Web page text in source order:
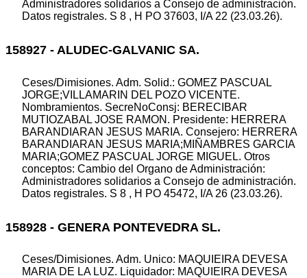
Administradores solidarios a Consejo de administración.
Datos registrales. S 8 , H PO 37603, I/A 22 (23.03.26).
158927 - ALUDEC-GALVANIC SA.
Ceses/Dimisiones. Adm. Solid.: GOMEZ PASCUAL
JORGE;VILLAMARIN DEL POZO VICENTE.
Nombramientos. SecreNoConsj: BERECIBAR
MUTIOZABAL JOSE RAMON. Presidente: HERRERA
BARANDIARAN JESUS MARIA. Consejero: HERRERA
BARANDIARAN JESUS MARIA;MIÑAMBRES GARCIA
MARIA;GOMEZ PASCUAL JORGE MIGUEL. Otros
conceptos: Cambio del Organo de Administración:
Administradores solidarios a Consejo de administración.
Datos registrales. S 8 , H PO 45472, I/A 26 (23.03.26).
158928 - GENERA PONTEVEDRA SL.
Ceses/Dimisiones. Adm. Unico: MAQUIEIRA DEVESA
MARIA DE LA LUZ. Liquidador: MAQUIEIRA DEVESA